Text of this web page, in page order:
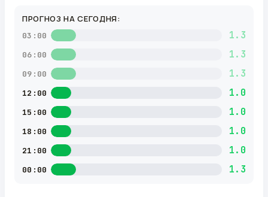
ПРОГНОЗ НА СЕГОДНЯ:
03:00 1.3
06:00 1.3
09:00 1.3
12:00 1.0
15:00 1.0
18:00 1.0
21:00 1.0
00:00 1.3